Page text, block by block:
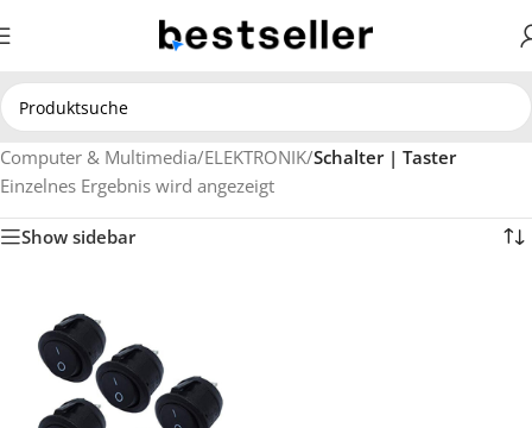
Computer & Multimedia/ELEKTRONIK/Schalter | Taster
Einzelnes Ergebnis wird angezeigt
Show sidebar